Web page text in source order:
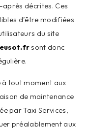
décrites. Ces
d’être modifiées
du site
sont donc
à tout moment aux
de maintenance
par Taxi Services,
préalablement aux